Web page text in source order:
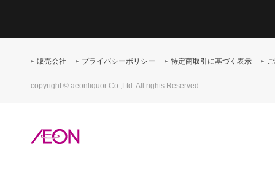
販売会社 プライバシーポリシー 特定商取引に基づく表示
copyright © aeonliquor Co.,Ltd. All rights Reserved.